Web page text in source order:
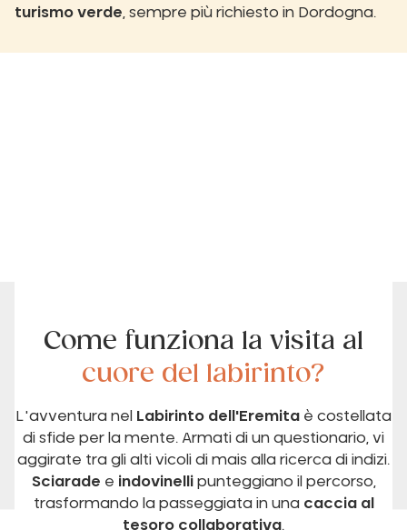
turismo verde, sempre più richiesto in Dordogna.
Come funziona la visita al
cuore del labirinto?
L'avventura nel Labirinto dell'Eremita è costellata
di sfide per la mente. Armati di un questionario, vi
aggirate tra gli alti vicoli di mais alla ricerca di indizi.
Sciarade e indovinellipunteggiano il percorso,
trasformando la passeggiata in una caccia al
tesoro collaborativa.